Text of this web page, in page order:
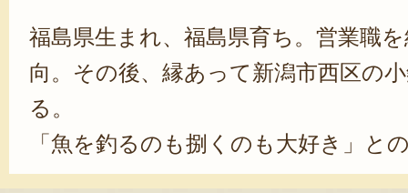
福島県生まれ、福島県育ち。営業職
向。その後、縁あって新潟市西区の
る。
「魚を釣るのも捌くのも大好き」と
客にも楽しく携わっている。「お客